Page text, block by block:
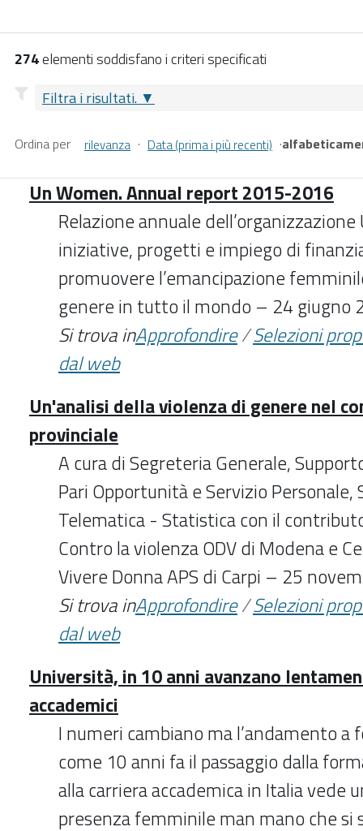
274elementi soddisfano i criteri specificati
Filtra i risultati.
Ordina per rilevanza · Data (prima i più recenti) ·
Un Women. Annual report 2015-2016
Relazione annuale
iniziative, progetti e impiego di
promuovere l’emancipazione
genere in tutto il mondo – 24 giugno
Si trova inApprofondire/Selezioni
dal web
Un'analisi della violenza di genere nel
provinciale
A cura di Segreteria Generale,
Pari Opportunità e Servizio
Telematica - Statistica con il
Contro la violenza ODV di Modena e
Vivere Donna APS di Carpi – 25
Si trova inApprofondire/Selezioni
dal web
Università, in 10 anni avanzano
accademici
I numeri cambiano ma l’andamento a
come 10 anni fa il passaggio dalla
alla carriera accademica in Italia vede
presenza femminile man mano che si